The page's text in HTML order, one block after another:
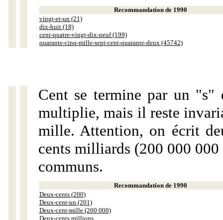
Recommandation de 1990
vingt-et-un (21)
dix-huit (18)
cent-quatre-vingt-dix-neuf (199)
quarante-cinq-mille-sept-cent-quarante-deux (45742)
Cent se termine par un "s"
multiplie, mais il reste
mille. Attention, on écrit
cents milliards (200 000
communs.
Recommandation de 1990
Deux-cents (200)
Deux-cent-un (201)
Deux-cent-mille (200 000)
Deux-cents millions